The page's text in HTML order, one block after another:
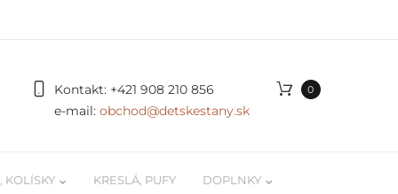
0
Kontakt: +421 908 210 856
e-mail: obchod@detskestany.sk
KOLÍSKY KRESLÁ, PUFY DOPLNKY